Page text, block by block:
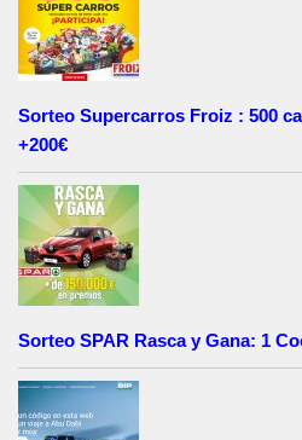
Sorteo Supercarros Froiz : 500
+200€
Sorteo SPAR Rasca y Gana: 1